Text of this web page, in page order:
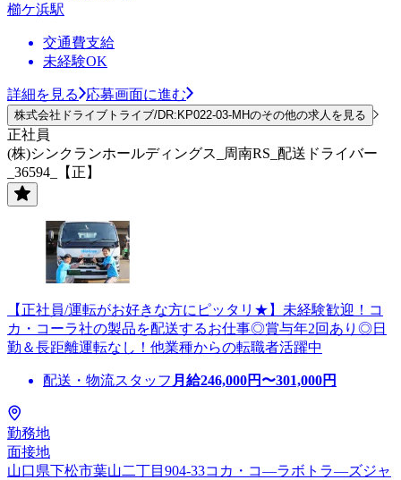
櫛ケ浜駅
交通費支給
未経験OK
詳細を見る 応募画面に進む
株式会社ドライブトライブ/DR:KP022-03-MHのその他の求人を見る
正社員
(株)シンクランホールディングス_周南RS_配送ドライバー
_36594_【正】
【正社員/運転がお好きな方にピッタリ★】未経験歓迎！コ
カ・コーラ社の製品を配送するお仕事◎賞与年2回あり◎日
勤＆長距離運転なし！他業種からの転職者活躍中
配送・物流スタッフ 月給246,000円〜301,000円
勤務地
面接地
山口県下松市葉山二丁目904-33コカ・コ―ラボトラ―ズジャ